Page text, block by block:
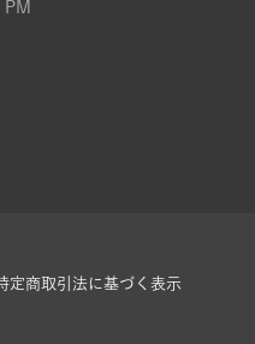
定商取引法に基づく表示